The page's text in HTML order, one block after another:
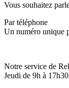
Vous souhaitez
Par téléphone
Un numéro unique
Notre service de
Jeudi de 9h à